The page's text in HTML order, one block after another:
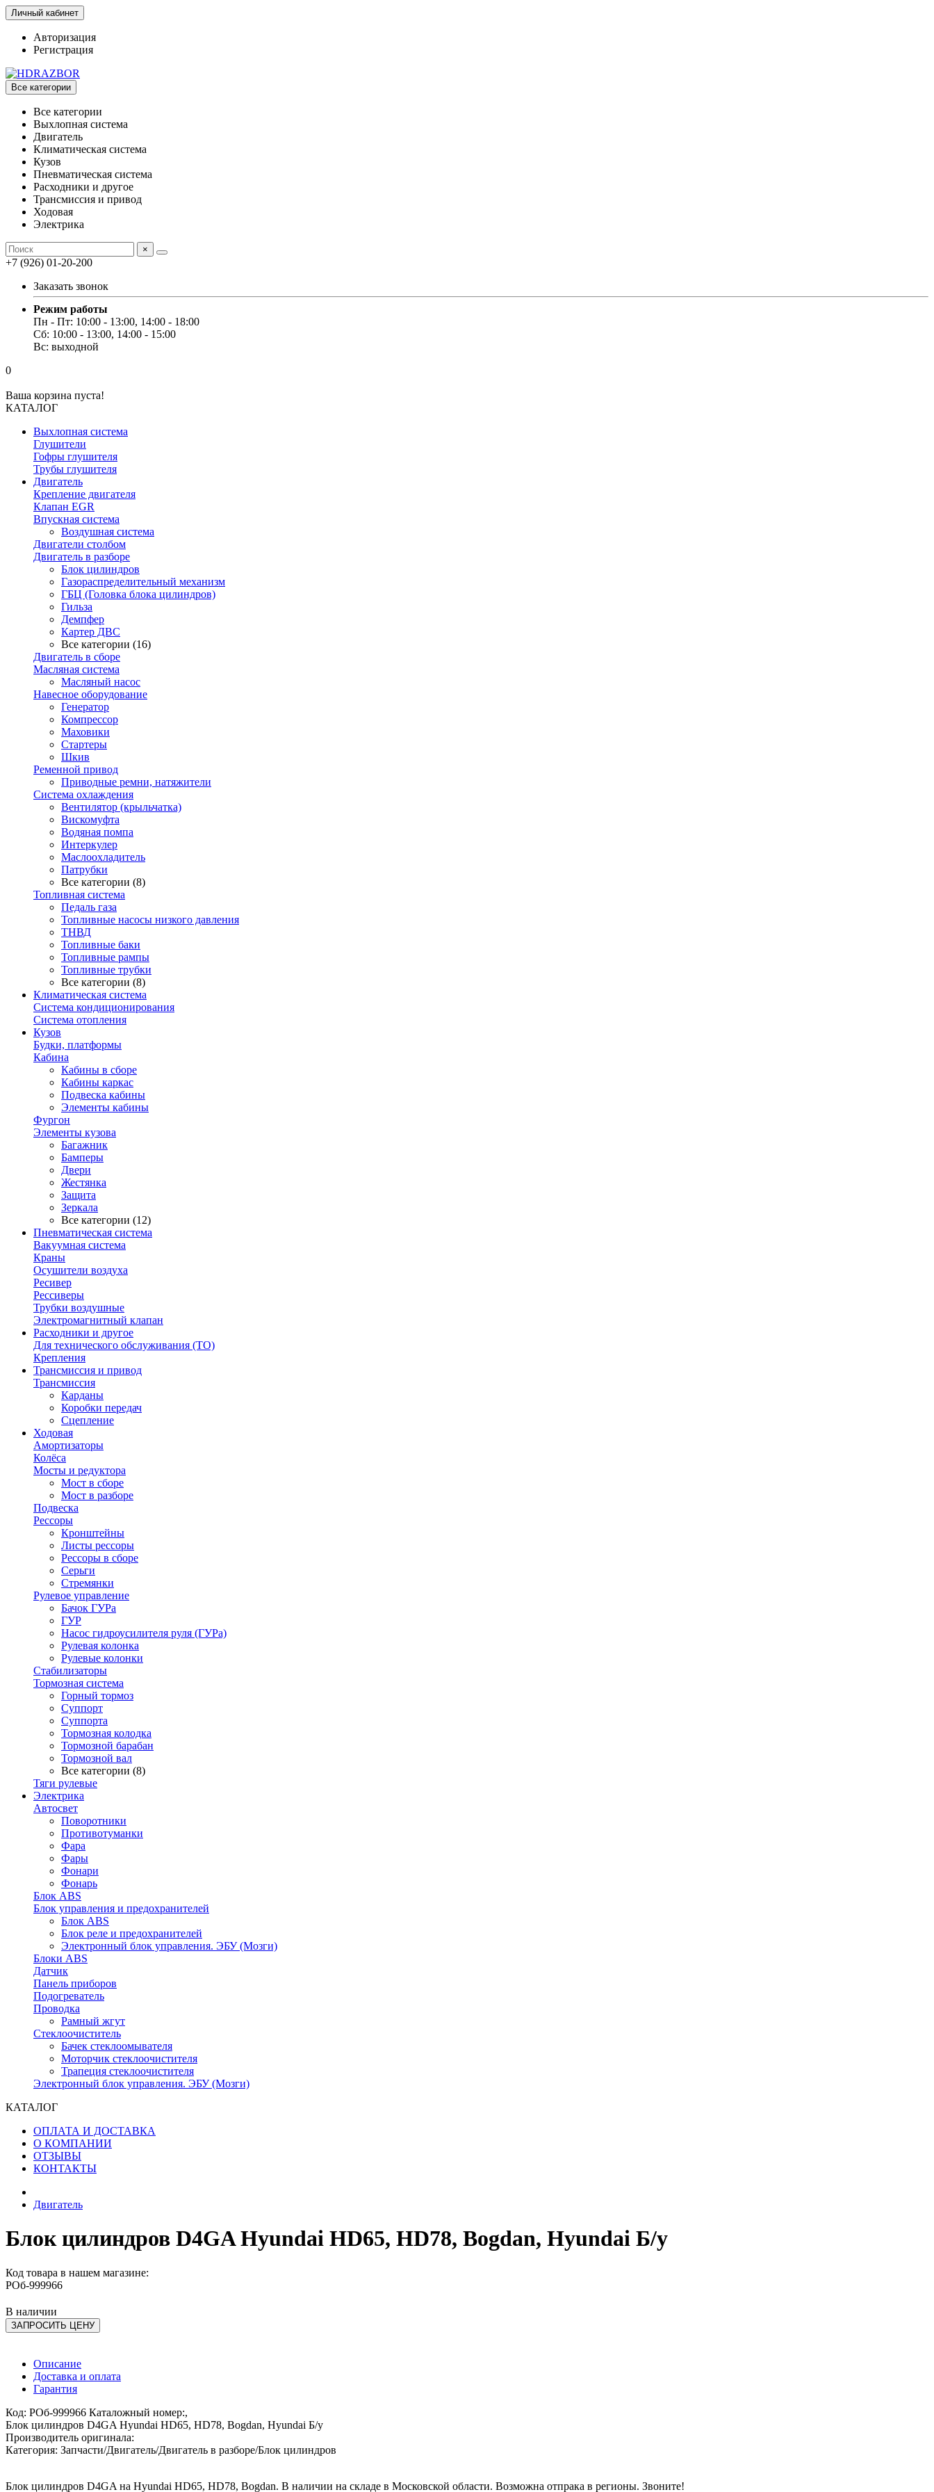
Личный кабинет
Авторизация
Регистрация
Все категории
Все категории
Выхлопная система
Двигатель
Климатическая система
Кузов
Пневматическая система
Расходники и другое
Трансмиссия и привод
Ходовая
Электрика
×
+7 (926) 01-20-200
Заказать звонок
Режим работы
Пн - Пт: 10:00 - 13:00, 14:00 - 18:00
Сб: 10:00 - 13:00, 14:00 - 15:00
Вс: выходной
0
Ваша корзина пуста!
КАТАЛОГ
Выхлопная система
Глушители
Гофры глушителя
Трубы глушителя
Двигатель
Крепление двигателя
Клапан EGR
Впускная система
Воздушная система
Двигатели столбом
Двигатель в разборе
Блок цилиндров
Газораспределительный механизм
ГБЦ (Головка блока цилиндров)
Гильза
Демпфер
Картер ДВС
Все категории (16)
Двигатель в сборе
Масляная система
Масляный насос
Навесное оборудование
Генератор
Компрессор
Маховики
Стартеры
Шкив
Ременной привод
Приводные ремни, натяжители
Система охлаждения
Вентилятор (крыльчатка)
Вискомуфта
Водяная помпа
Интеркулер
Маслоохладитель
Патрубки
Все категории (8)
Топливная система
Педаль газа
Топливные насосы низкого давления
ТНВД
Топливные баки
Топливные рампы
Топливные трубки
Все категории (8)
Климатическая система
Система кондиционирования
Система отопления
Кузов
Будки, платформы
Кабина
Кабины в сборе
Кабины каркас
Подвеска кабины
Элементы кабины
Фургон
Элементы кузова
Багажник
Бамперы
Двери
Жестянка
Защита
Зеркала
Все категории (12)
Пневматическая система
Вакуумная система
Краны
Осушители воздуха
Ресивер
Рессиверы
Трубки воздушные
Электромагнитный клапан
Расходники и другое
Для технического обслуживания (ТО)
Крепления
Трансмиссия и привод
Трансмиссия
Карданы
Коробки передач
Сцепление
Ходовая
Амортизаторы
Колёса
Мосты и редуктора
Мост в сборе
Мост в разборе
Подвеска
Рессоры
Кронштейны
Листы рессоры
Рессоры в сборе
Серьги
Стремянки
Рулевое управление
Бачок ГУРа
ГУР
Насос гидроусилителя руля (ГУРа)
Рулевая колонка
Рулевые колонки
Стабилизаторы
Тормозная система
Горный тормоз
Суппорт
Суппорта
Тормозная колодка
Тормозной барабан
Тормозной вал
Все категории (8)
Тяги рулевые
Электрика
Автосвет
Поворотники
Противотуманки
Фара
Фары
Фонари
Фонарь
Блок ABS
Блок управления и предохранителей
Блок ABS
Блок реле и предохранителей
Электронный блок управления. ЭБУ (Мозги)
Блоки ABS
Датчик
Панель приборов
Подогреватель
Проводка
Рамный жгут
Стеклоочиститель
Бачек стеклоомывателя
Моторчик стеклоочистителя
Трапеция стеклоочистителя
Электронный блок управления. ЭБУ (Мозги)
КАТАЛОГ
ОПЛАТА И ДОСТАВКА
О КОМПАНИИ
ОТЗЫВЫ
КОНТАКТЫ
Двигатель
Блок цилиндров D4GA Hyundai HD65, HD78, Bogdan, Hyundai Б/у
Код товара в нашем магазине:
РОб-999966
В наличии
ЗАПРОСИТЬ ЦЕНУ
Описание
Доставка и оплата
Гарантия
Код: РОб-999966 Каталожный номер:,
Блок цилиндров D4GA Hyundai HD65, HD78, Bogdan, Hyundai Б/у
Производитель оригинала:
Категория: Запчасти/Двигатель/Двигатель в разборе/Блок цилиндров
Блок цилиндров D4GA на Hyundai HD65, HD78, Bogdan. В наличии на складе в Московской области. Возможна отпрака в регионы. Звоните!